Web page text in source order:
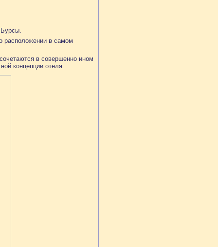
расположении в самом
в совершенно ином
концепции отеля.